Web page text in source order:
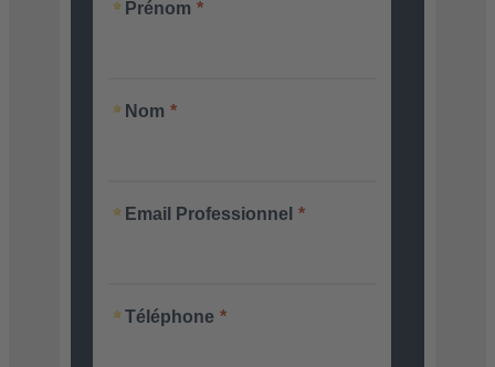
Prénom
Nom
Email Professionnel
Téléphone